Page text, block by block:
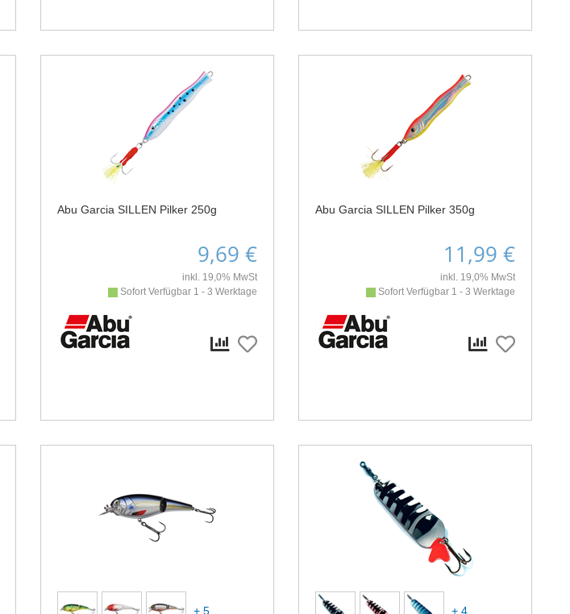
Abu Garcia SILLEN Pilker 250g
9,69 €
inkl. 19,0% MwSt
Sofort Verfügbar 1 - 3 Werktage
Abu Garcia SILLEN Pilker 350g
11,99 €
inkl. 19,0% MwSt
Sofort Verfügbar 1 - 3 Werktage
+ 5
+ 4